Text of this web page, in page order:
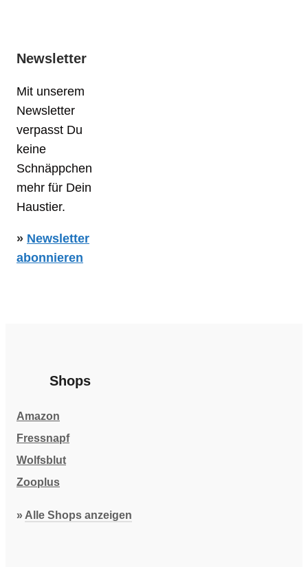
Newsletter
Mit unserem
Newsletter
verpasst Du
keine
Schnäppchen
mehr für Dein
Haustier.
» Newsletter
abonnieren
Shops
Amazon
Fressnapf
Wolfsblut
Zooplus
» Alle Shops anzeigen